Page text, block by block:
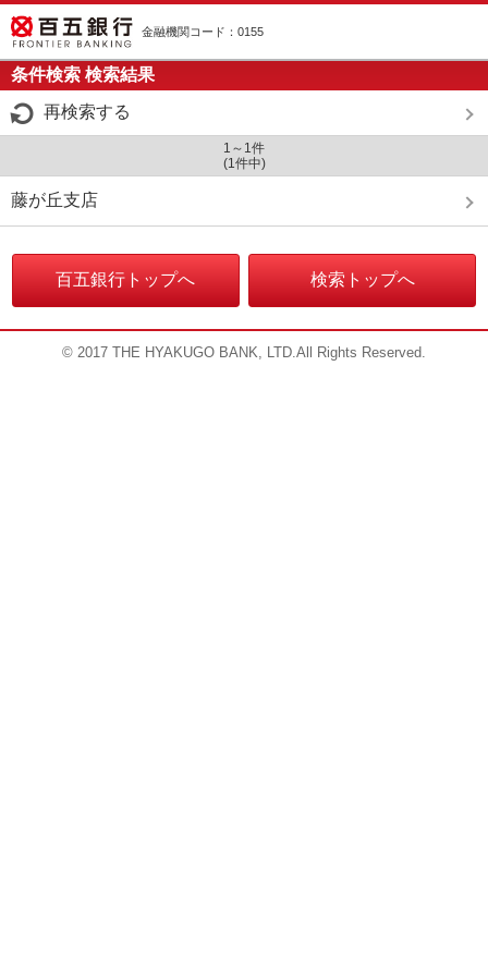
金融機関コード：0155
条件検索 検索結果
再検索する
1～1件
(1件中)
藤が丘支店
百五銀行トップへ 検索トップへ
© 2017 THE HYAKUGO BANK, LTD.All Rights Reserved.